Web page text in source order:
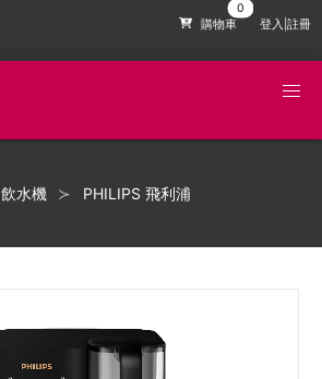
購物車 登入|註冊
飲水機 PHILIPS 飛利浦